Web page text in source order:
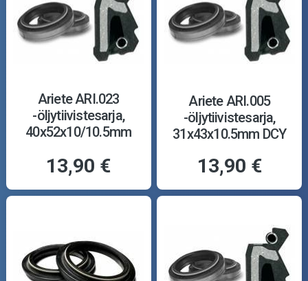
Ariete ARI.023
-öljytiivistesarja,
40x52x10/10.5mm
13,90 €
Ariete ARI.005
-öljytiivistesarja,
31x43x10.5mm DCY
13,90 €